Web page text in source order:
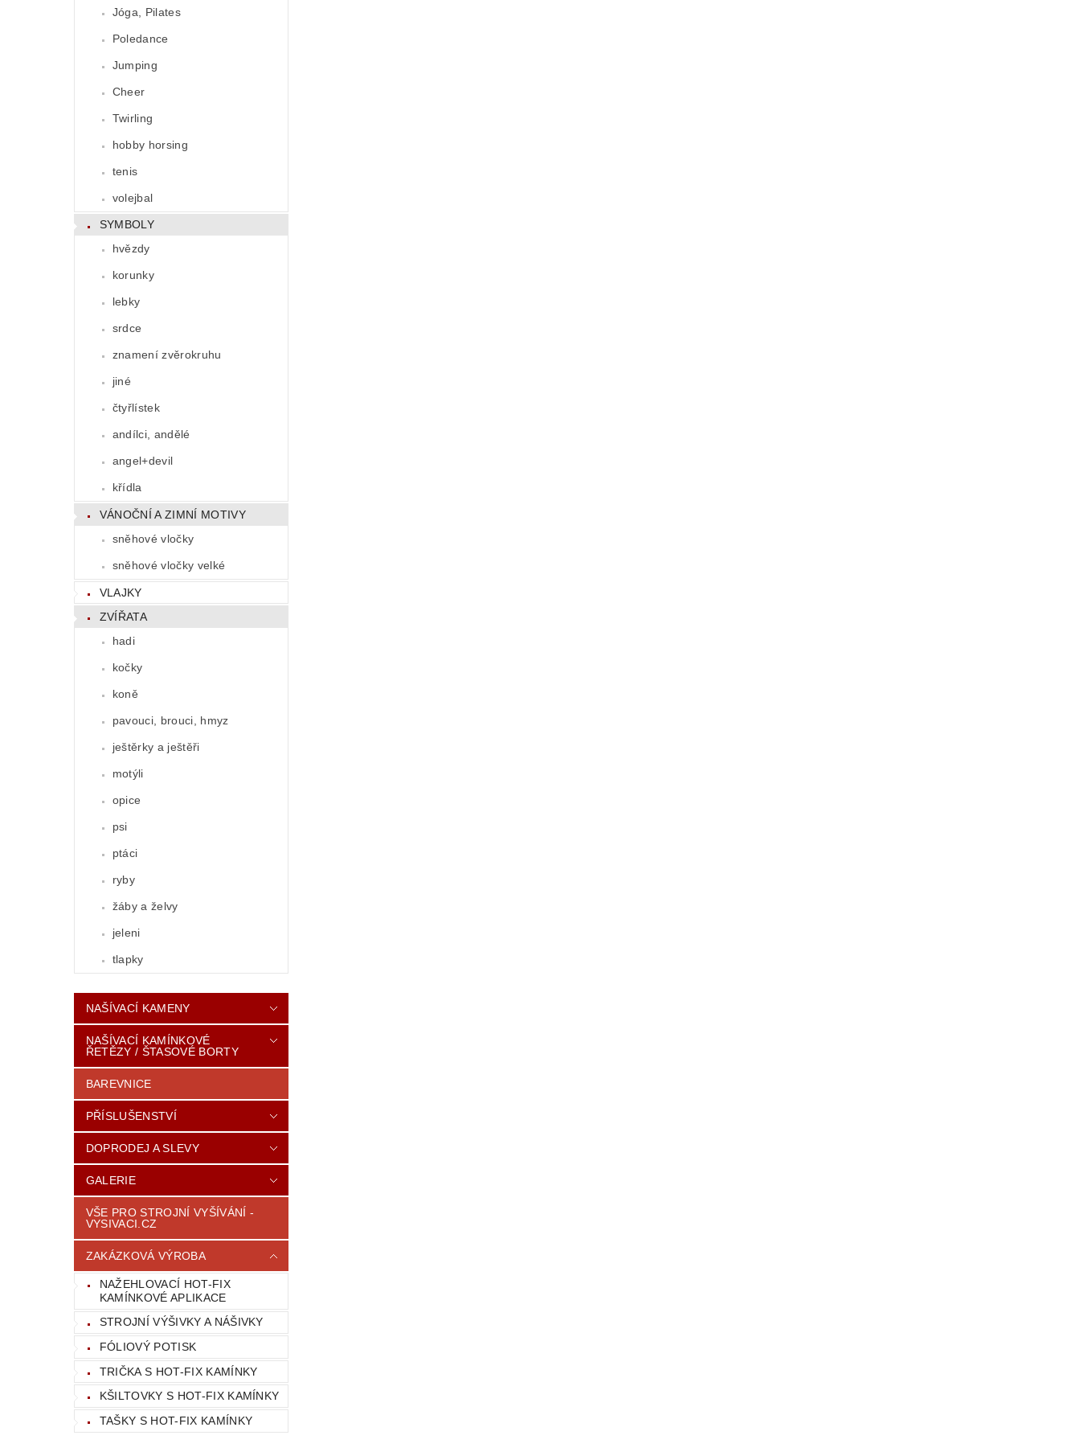
Jóga, Pilates
Poledance
Jumping
Cheer
Twirling
hobby horsing
tenis
volejbal
SYMBOLY
hvězdy
korunky
lebky
srdce
znamení zvěrokruhu
jiné
čtyřlístek
andílci, andělé
angel+devil
křídla
VÁNOČNÍ A ZIMNÍ MOTIVY
sněhové vločky
sněhové vločky velké
VLAJKY
ZVÍŘATA
hadi
kočky
koně
pavouci, brouci, hmyz
ještěrky a ještěři
motýli
opice
psi
ptáci
ryby
žáby a želvy
jeleni
tlapky
NAŠÍVACÍ KAMENY
NAŠÍVACÍ KAMÍNKOVÉ
ŘETĚZY / ŠTASOVÉ BORTY
BAREVNICE
PŘÍSLUŠENSTVÍ
DOPRODEJ A SLEVY
GALERIE
VŠE PRO STROJNÍ VYŠÍVÁNÍ -
VYSIVACI.CZ
ZAKÁZKOVÁ VÝROBA
NAŽEHLOVACÍ HOT-FIX
KAMÍNKOVÉ APLIKACE
STROJNÍ VÝŠIVKY A NÁŠIVKY
FÓLIOVÝ POTISK
TRIČKA S HOT-FIX KAMÍNKY
KŠILTOVKY S HOT-FIX KAMÍNKY
TAŠKY S HOT-FIX KAMÍNKY